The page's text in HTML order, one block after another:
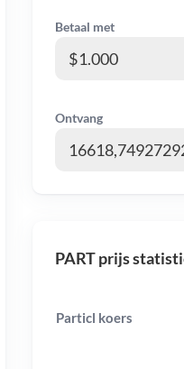
Betaal met
Ontvang
PART prijs
Particl koers